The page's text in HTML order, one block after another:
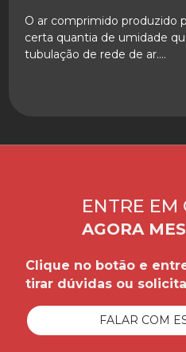
O ar comprimido produzido
certa quantia de umidade
tubulação de rede de ar....
ENTRE EM
AGORA
Clique no botão e
tirar dúvidas ou
FALAR COM